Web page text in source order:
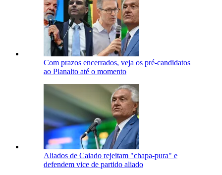
Com prazos encerrados, veja os pré-candidatos
ao Planalto até o momento
Aliados de Caiado rejeitam "chapa-pura" e
defendem vice de partido aliado